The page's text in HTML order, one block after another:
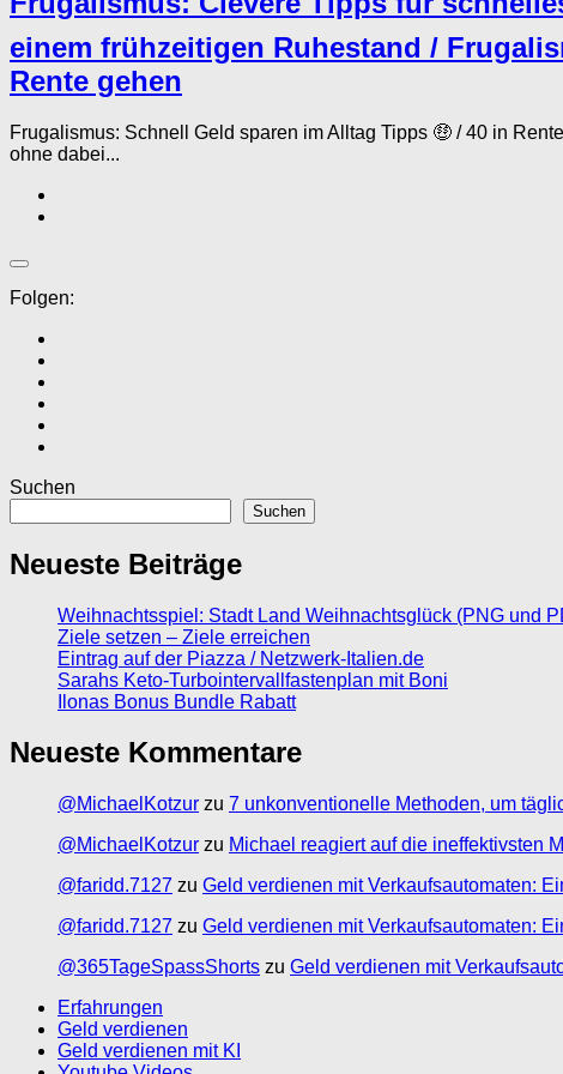
einem frühzeitigen Ruhestand /
Rente gehen
Frugalismus: Schnell Geld sparen im Alltag Tipps 🤑 / 40 in
ohne dabei...
Folgen:
Suchen
Suchen
Neueste Beiträge
Weihnachtsspiel: Stadt Land Weihnachtsglück (PNG und
Ziele setzen – Ziele erreichen
Eintrag auf der Piazza / Netzwerk-Italien.de
Sarahs Keto-Turbointervallfastenplan mit Boni
Ilonas Bonus Bundle Rabatt
Neueste Kommentare
@MichaelKotzur zu 7 unkonventionelle Methoden, um
@MichaelKotzur zu Michael reagiert auf die ineffektivsten
@faridd.7127 zu Geld verdienen mit Verkaufsautomaten:
@faridd.7127 zu Geld verdienen mit Verkaufsautomaten:
@365TageSpassShorts zu Geld verdienen mit
Erfahrungen
Geld verdienen
Geld verdienen mit KI